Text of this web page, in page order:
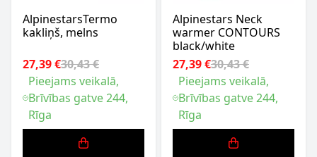
AlpinestarsTermo
kakliņš, melns
27,39 €30,43 €
Pieejams veikalā,
Brīvības gatve 244,
Rīga
Alpinestars Neck
warmer CONTOURS
black/white
27,39 €30,43 €
Pieejams veikalā,
Brīvības gatve 244,
Rīga